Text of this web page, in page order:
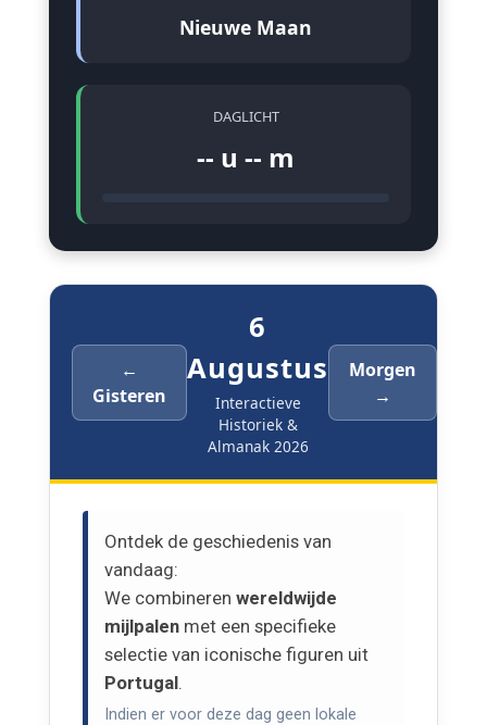
Nieuwe Maan
DAGLICHT
-- u -- m
←
Gisteren
6
Augustus
Interactieve
Historiek &
Almanak 2026
Morgen
→
Ontdek de geschiedenis van
vandaag:
We combineren wereldwijde
mijlpalen met een specifieke
selectie van iconische figuren uit
Portugal.
Indien er voor deze dag geen lokale